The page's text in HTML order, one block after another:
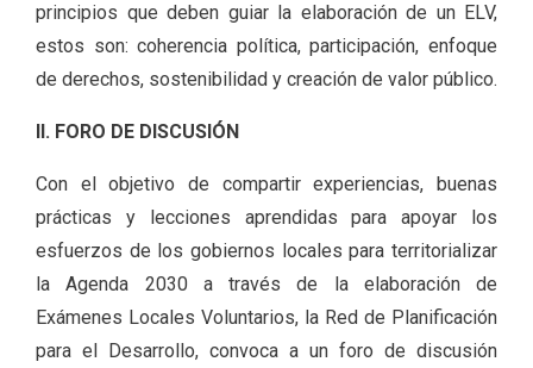
principios que deben guiar la elaboración de un ELV,
estos son: coherencia política, participación, enfoque
de derechos, sostenibilidad y creación de valor público.
II. FORO DE DISCUSIÓN
Con el objetivo de compartir experiencias, buenas
prácticas y lecciones aprendidas para apoyar los
esfuerzos de los gobiernos locales para territorializar
la Agenda 2030 a través de la elaboración de
Exámenes Locales Voluntarios, la Red de Planificación
para el Desarrollo, convoca a un foro de discusión